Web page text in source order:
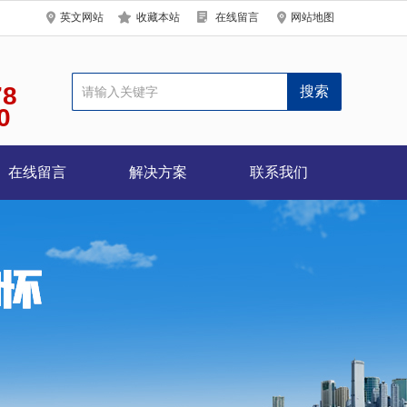
英文网站 收藏本站 在线留言 网站地图
在线留言 解决方案 联系我们